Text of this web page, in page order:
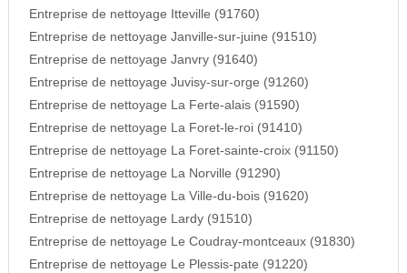
Entreprise de nettoyage Itteville (91760)
Entreprise de nettoyage Janville-sur-juine (91510)
Entreprise de nettoyage Janvry (91640)
Entreprise de nettoyage Juvisy-sur-orge (91260)
Entreprise de nettoyage La Ferte-alais (91590)
Entreprise de nettoyage La Foret-le-roi (91410)
Entreprise de nettoyage La Foret-sainte-croix (91150)
Entreprise de nettoyage La Norville (91290)
Entreprise de nettoyage La Ville-du-bois (91620)
Entreprise de nettoyage Lardy (91510)
Entreprise de nettoyage Le Coudray-montceaux (91830)
Entreprise de nettoyage Le Plessis-pate (91220)